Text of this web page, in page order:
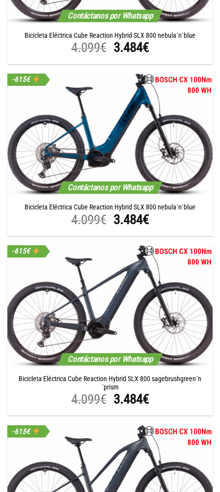
Contáctanos por Whatsapp
Bicicleta Eléctrica Cube Reaction Hybrid SLX 800 nebula´n´blue
4.099€ El
precio
original
4.099€.
3.484€El
precio
actual
es:
3.484€.
Contáctanos por Whatsapp
-615€
Bicicleta Eléctrica Cube Reaction Hybrid SLX 800 nebula´n´blue
4.099€ El
precio
original
4.099€.
3.484€El
precio
actual
es:
3.484€.
Contáctanos por Whatsapp
-615€
Bicicleta Eléctrica Cube Reaction Hybrid SLX 800 sagebrushgreen´n
´prism
4.099€ El
precio
original
era:
4.099€.
3.484€El
precio
actual
es:
3.484€.
-615€